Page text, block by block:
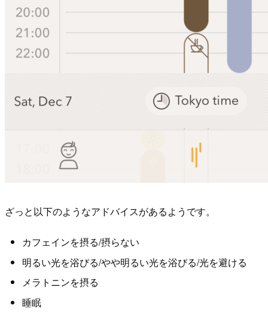
ざっと以下のようなアドバイスがあるようです。
カフェインを摂る/摂らない
明るい光を浴びる/やや明るい光を浴びる/光を避ける
メラトニンを摂る
睡眠